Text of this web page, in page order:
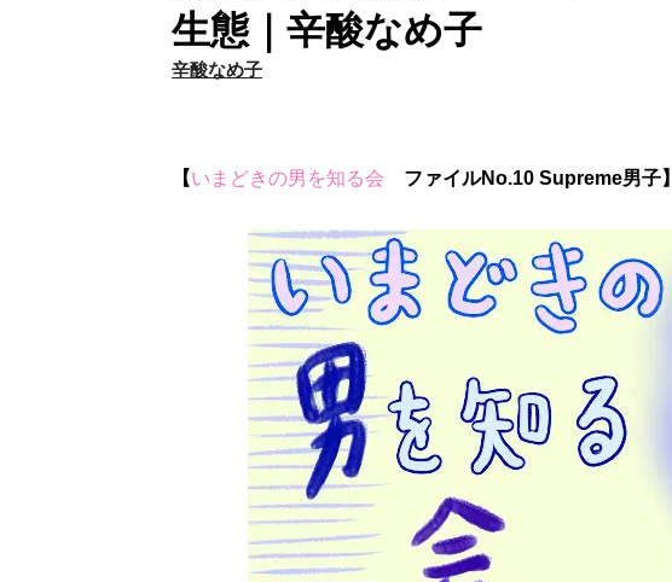
生態｜辛酸なめ子
辛酸なめ子
【いまどきの男を知る会 ファイルNo.10 Supreme男子】